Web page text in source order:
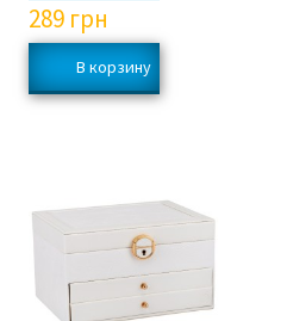
289 грн